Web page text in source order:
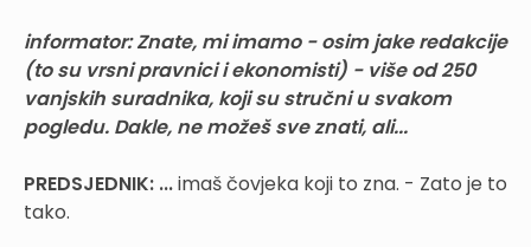
informator: Znate, mi imamo - osim jake redakcije
(to su vrsni pravnici i ekonomisti) - više od 250
vanjskih suradnika, koji su stručni u svakom
pogledu. Dakle, ne možeš sve znati, ali...
PREDSJEDNIK: ...imaš čovjeka koji to zna. - Zato je to
tako.